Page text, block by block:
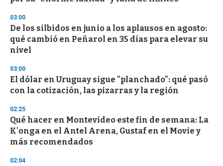
03:00
De los silbidos en junio a los aplausos en agosto:
qué cambió en Peñarol en 35 días para elevar su
nivel
03:00
El dólar en Uruguay sigue "planchado": qué pasó
con la cotización, las pizarras y la región
02:25
Qué hacer en Montevideo este fin de semana: La
K'onga en el Antel Arena, Gustaf en el Movie y
más recomendados
02:04